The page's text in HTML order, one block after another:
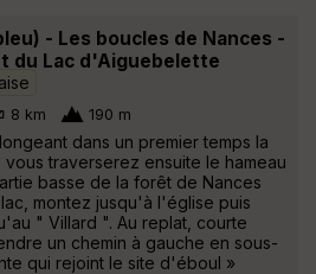
- Les boucles de Nances -
du Lac d'Aiguebelette
8 km 190 m
dans un premier temps la
vous traverserez ensuite le hameau
basse de la forêt de Nances
montez jusqu'à l'église puis
" Villard ". Au replat, courte
un chemin à gauche en sous-
qui rejoint le site d'éboul »